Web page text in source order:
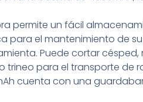
permite un fácil
para el mantenimiento de
Puede cortar
para el transporte de
cuenta con una